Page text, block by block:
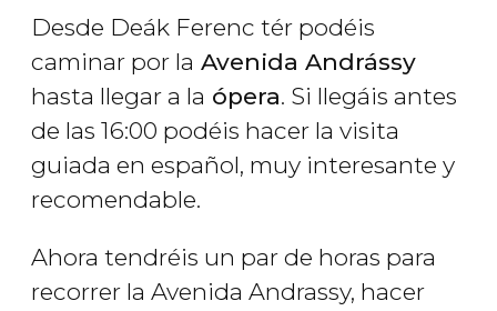
Desde Deák Ferenc tér podéis
caminar por la Avenida Andrássy
hasta llegar a la ópera. Si llegáis antes
de las 16:00 podéis hacer la visita
guiada en español, muy interesante y
recomendable.
Ahora tendréis un par de horas para
recorrer la Avenida Andrassy, hacer